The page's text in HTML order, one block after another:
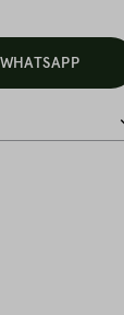
WHATSAPP